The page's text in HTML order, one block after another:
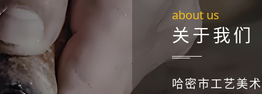
about us
关于我们
哈密市工艺美